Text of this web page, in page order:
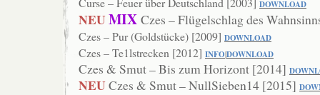
DOWNLOAD
NEUMIX Czes – Flügelschlag des
Czes – Pur (Goldstücke) [2009] DOWNLOAD
Czes – Te1lstrecken [2012] INFO|DOWNLOAD
Czes & Smut – Bis zum Horizont [2014]
NEUCzes & Smut – NullSieben14 [2015]